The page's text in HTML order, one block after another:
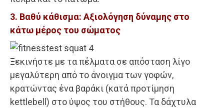
3. Βαθύ κάθισμα: Αξιολόγηση δύναμης στο
κάτω μέρος του σώματος
Ξεκινήστε με τα πέλματα σε απόσταση λίγο
μεγαλύτερη από το άνοιγμα των γοφών,
κρατώντας ένα βαράκι (κατά προτίμηση
kettlebell) στο ύψος του στήθους. Τα δάχτυλα